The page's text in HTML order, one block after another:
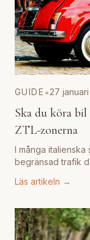
GUIDE •27
Ska du köra
ZTL-zonerna
I många
begränsad trafik
Läs artikeln →